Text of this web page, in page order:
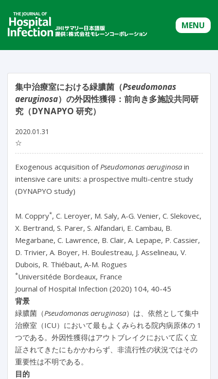
MENU
集中治療室における緑膿菌（Pseudomonas
aeruginosa）の外因性獲得：前向き多施設共同研
究（DYNAPYO 研究）
2020.01.31
☆
Exogenous acquisition ofPseudomonas aeruginosa in
intensive care units: a prospective multi-centre study
(DYNAPYO study)
M. Coppry*, C. Leroyer, M. Saly, A-G. Venier, C. Slekovec,
X. Bertrand, S. Parer, S. Alfandari, E. Cambau, B.
Megarbane, C. Lawrence, B. Clair, A. Lepape, P. Cassier,
D. Trivier, A. Boyer, H. Boulestreau, J. Asselineau, V.
Dubois, R. Thiébaut, A-M. Rogues
*Universitéde Bordeaux, France
Journal of Hospital Infection (2020) 104, 40-45
背景
緑膿菌（Pseudomonas aeruginosa）は、依然として集中
治療室（ICU）において最もよくみられる院内病原体の 1
つである。外因性獲得はアウトブレイクにおいて広く立
証されてきたにもかかわらず、非流行性の状況ではその
重要性は不明である。
目的